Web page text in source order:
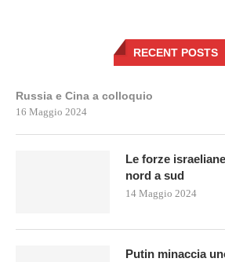
RECENT POSTS
Russia e Cina a colloquio
16 Maggio 2024
Le forze
nord a sud
14 Maggio 2024
Putin minaccia